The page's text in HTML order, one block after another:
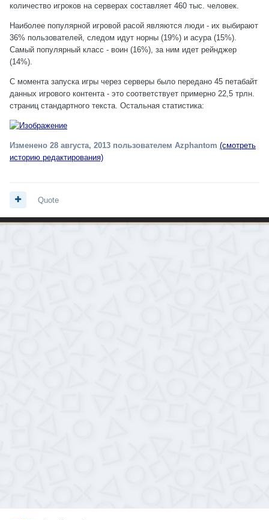
количество игроков на серверах составляет 460 тыс. человек.
Наиболее популярной игровой расой являются люди - их выбирают
36% пользователей, следом идут норны (19%) и асура (15%).
Самый популярный класс - воин (16%), за ним идет рейнджер
(14%).
С момента запуска игры через серверы было передано 45 петабайт
данных игрового контента - это соответствует примерно 22,5 трлн.
страниц стандартного текста. Остальная статистика:
Изменено 28 августа, 2013 пользователем Azphantom (смотреть
историю редактирования)
Quote